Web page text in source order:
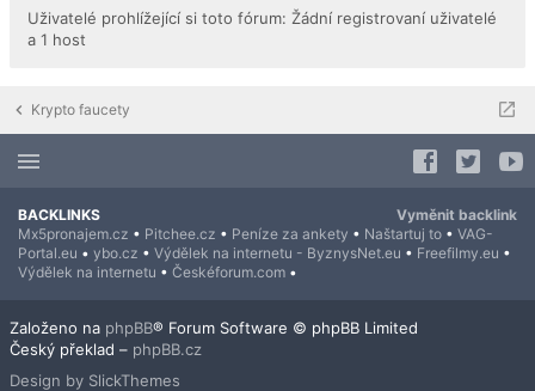
Uživatelé prohlížející si toto fórum: Žádní registrovaní uživatelé
a 1 host
Krypto faucety
BACKLINKS
Vyměnit backlink
Mx5pronajem.cz • Pitchee.cz • Peníze za ankety • Naštartuj to • VAG-
Portal.eu • ybo.cz • Výdělek na internetu - ByznysNet.eu • Freefilmy.eu •
Výdělek na internetu • Českéforum.com •
Založeno na phpBB® Forum Software © phpBB Limited
Český překlad – phpBB.cz
Design by SlickThemes